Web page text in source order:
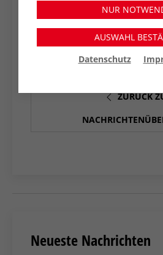
Anträge zur Leistung zur
Arbeitsleben weiterhin
die Teilnehmer*innen
ZURÜCK
Neueste Nachrichten
NUR
AUSWAHL
Datenschutz